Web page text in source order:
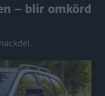
– blir omkörd